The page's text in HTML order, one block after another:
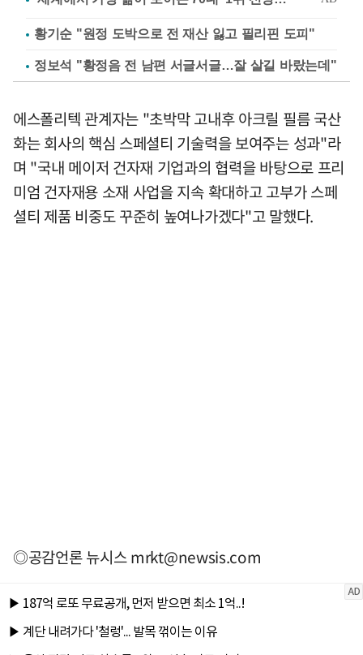
황기순 "원정 도박으로 전 재산 잃고 필리핀 도피"
정보석 "황정음 전 남편 서글서글…잘 살길 바랐는데"
에스폴리텍 관계자는 "초박막 고내후 아크릴 필름 국산
화는 회사의 핵심 스페셜티 기술력을 보여주는 성과"라
며 "국내 메이저 건자재 기업과의 협력을 바탕으로 프리
미엄 건자재용 소재 사업을 지속 확대하고 고부가 스페
셜티 제품 비중도 꾸준히 높여나가겠다"고 말했다.
◎공감언론 뉴시스mrkt@newsis.com